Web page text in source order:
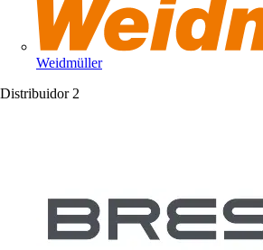
Weidmüller
Distribuidor 2